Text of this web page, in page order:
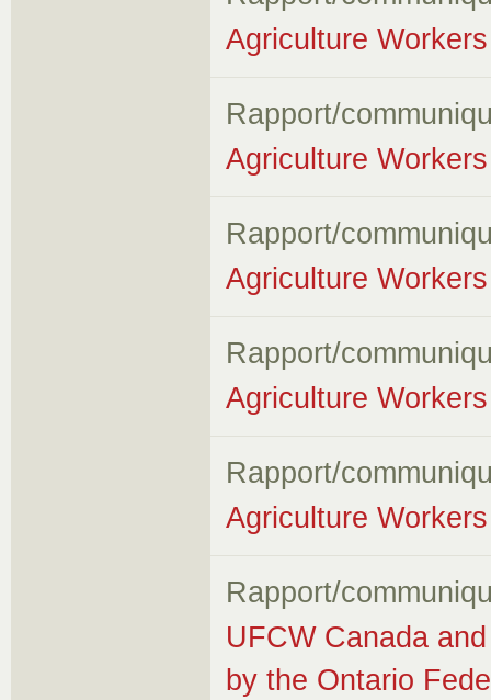
Agriculture
Rapport/
Agriculture
Rapport/
Agriculture
Rapport/
Agriculture
Rapport/
Agriculture
Rapport/
UFCW Canada
by the Ontario